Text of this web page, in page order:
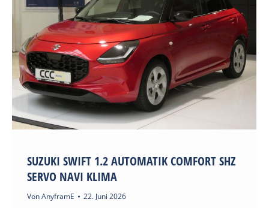
SUZUKI SWIFT 1.2 AUTOMATIK COMFORT SHZ
SERVO NAVI KLIMA
VonAnyframE 22. Juni 2026